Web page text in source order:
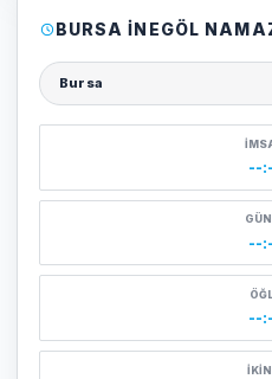
BURSA İNEGÖL
Şehir seçin
--
--
--